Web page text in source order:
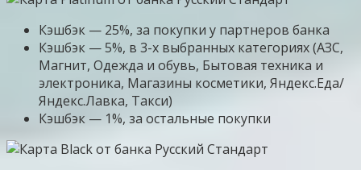
Кэшбэк — 25%, за покупки у партнеров банка
Кэшбэк — 5%, в 3-х выбранных категориях (АЗС,
Магнит, Одежда и обувь, Бытовая техника и
электроника, Магазины косметики, Яндекс.Еда/
Яндекс.Лавка, Такси)
Кэшбэк — 1%, за остальные покупки